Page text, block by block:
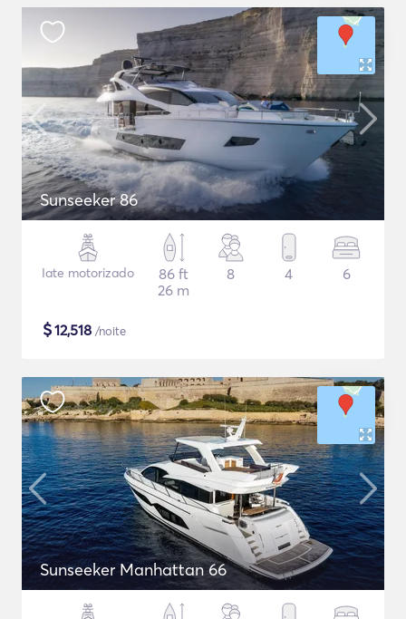
Sunseeker 86
Iate motorizado
86 ft
26 m
8 4 6
$12,518 /noite
Sunseeker Manhattan 66